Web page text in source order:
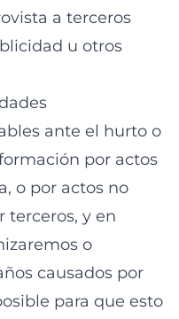
a terceros
u otros
ante el hurto o
por actos
o por actos no
terceros, y en
o
causados por
para que esto